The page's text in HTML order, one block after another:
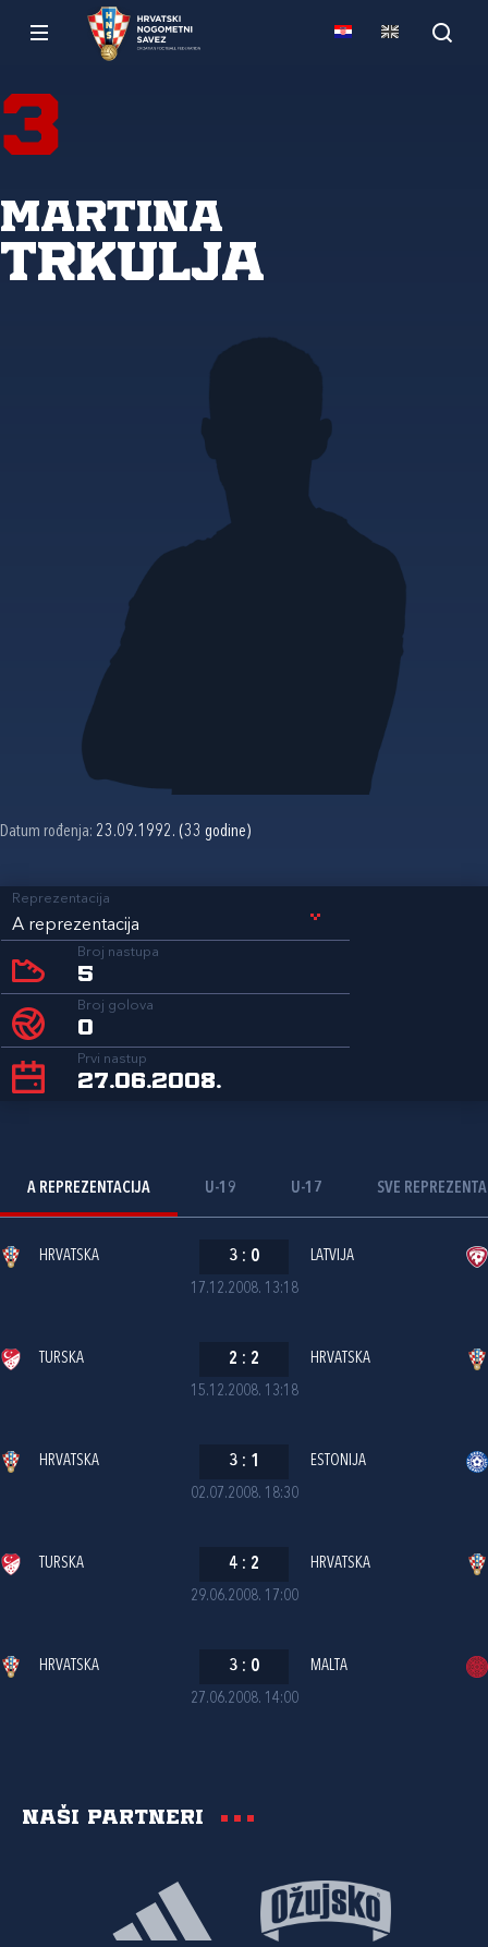
3
Martina
Trkulja
Datum rođenja: 23.09.1992. (33 godine)
Reprezentacija
A reprezentacija
Broj nastupa
5
Broj golova
0
Prvi nastup
27.06.2008.
A REPREZENTACIJA U-19 U-17 SVE
17.12.2008. 13:18
HRVATSKA 3 : 0 LATVIJA
15.12.2008. 13:18
TURSKA 2 : 2 HRVATSKA
02.07.2008. 18:30
HRVATSKA 3 : 1 ESTONIJA
29.06.2008. 17:00
TURSKA 4 : 2 HRVATSKA
27.06.2008. 14:00
HRVATSKA 3 : 0 MALTA
Naši partneri